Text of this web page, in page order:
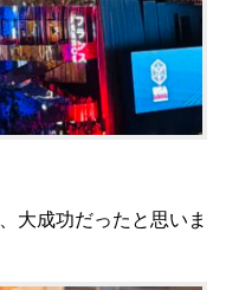
大成功だったと思いま